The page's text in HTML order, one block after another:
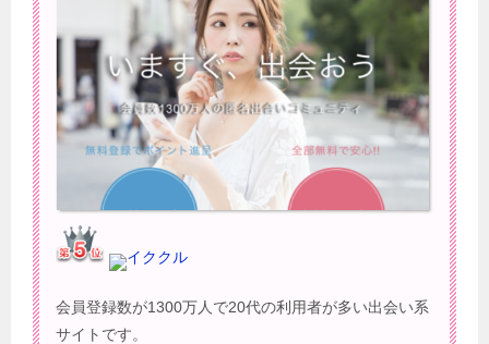
イククル
会員登録数が1300万人で20代の利用者が多い出会い系
サイトです。